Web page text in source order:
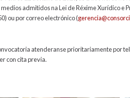
medios admitidos na Lei de Réxime Xurídico
ou por correo electrónico (
atenderanse prioritariamente por
con cita previa.